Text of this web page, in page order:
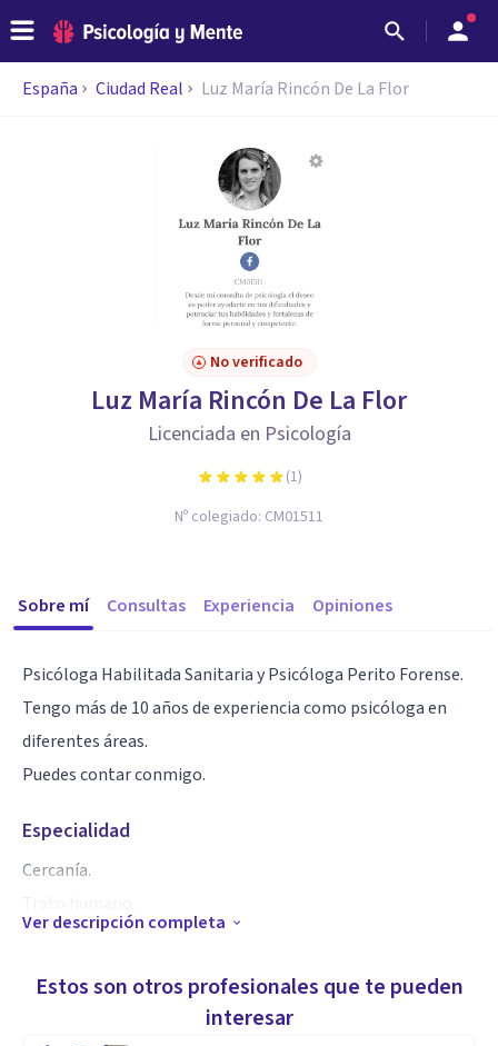
España Ciudad Real Luz María Rincón De La Flor
No verificado
Luz María Rincón De La Flor
Licenciada en Psicología
(1)
Nº colegiado: CM01511
Sobre mí Consultas Experiencia Opiniones
Psicóloga Habilitada Sanitaria y Psicóloga Perito Forense.
Tengo más de 10 años de experiencia como psicóloga en
diferentes áreas.
Puedes contar conmigo.
Especialidad
Cercanía.
Comprensión y empatía.
Ver descripción completa
Estos son otros profesionales que te pueden
interesar